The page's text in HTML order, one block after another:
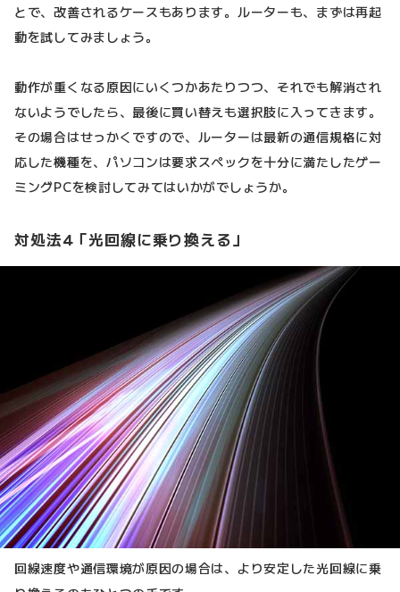
とで、改善されるケースもあります。ルーターも、まずは再起
動を試してみましょう。
動作が重くなる原因にいくつかあたりつつ、それでも解消され
ないようでしたら、最後に買い替えも選択肢に入ってきます。
その場合はせっかくですので、ルーターは最新の通信規格に対
応した機種を、パソコンは要求スペックを十分に満たしたゲー
ミングPCを検討してみてはいかがでしょうか。
対処法4「光回線に乗り換える」
回線速度や通信環境が原因の場合は、より安定した光回線に乗